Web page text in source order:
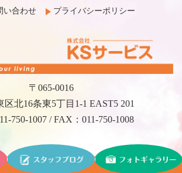
い合わせ プライバシーポリシー
〒065-0016
区北16条東5丁目1-1 EAST5 201
750-1007 / FAX：011-750-1008
©2017 KS Service